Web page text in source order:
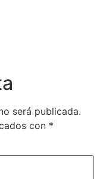
será publicada.
con *